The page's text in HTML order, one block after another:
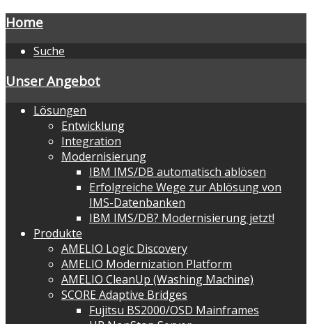
Home
Suche
Unser Angebot
Lösungen
Entwicklung
Integration
Modernisierung
IBM IMS/DB automatisch ablösen
Erfolgreiche Wege zur Ablösung von
IMS-Datenbanken
IBM IMS/DB? Modernisierung jetzt!
Produkte
AMELIO Logic Discovery
AMELIO Modernization Platform
AMELIO CleanUp (Washing Machine)
SCORE Adaptive Bridges
Fujitsu BS2000/OSD Mainframes